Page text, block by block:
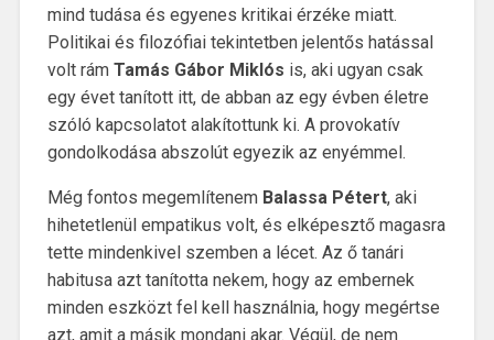
mind tudása és egyenes kritikai érzéke miatt.
Politikai és filozófiai tekintetben jelentős hatással
volt rám Tamás Gábor Miklós is, aki ugyan csak
egy évet tanított itt, de abban az egy évben életre
szóló kapcsolatot alakítottunk ki. A provokatív
gondolkodása abszolút egyezik az enyémmel.
Még fontos megemlítenem Balassa Pétert, aki
hihetetlenül empatikus volt, és elképesztő magasra
tette mindenkivel szemben a lécet. Az ő tanári
habitusa azt tanította nekem, hogy az embernek
minden eszközt fel kell használnia, hogy megértse
azt, amit a másik mondani akar. Végül, de nem